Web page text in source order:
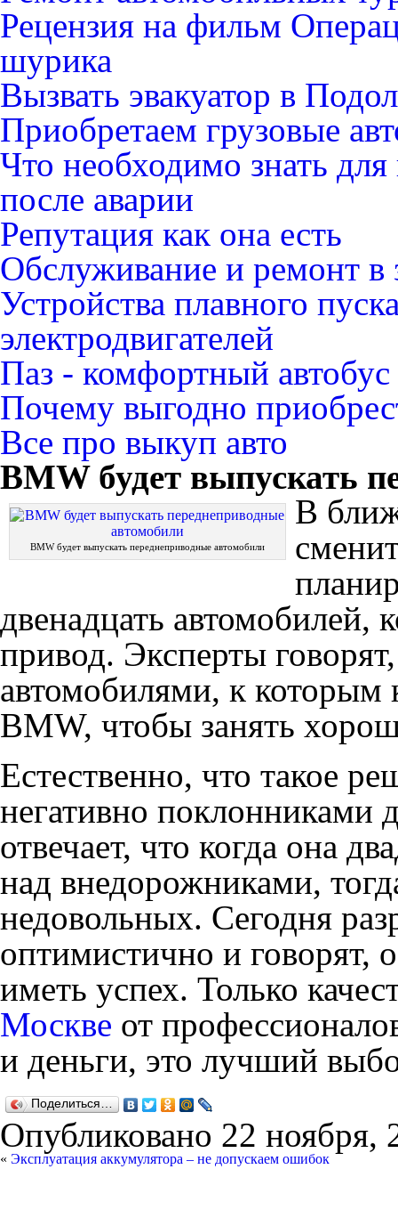
Рецензия на фильм
шурика
Вызвать эвакуатор в
Приобретаем грузовые
Что необходимо знать
после аварии
Репутация как она есть
Обслуживание и ремонт в
Устройства плавного
электродвигателей
Паз - комфортный
Почему выгодно
Все про выкуп авто
BMW будет выпускать
BMW будет выпускать переднеприводные автомобили
В
двенадцать автомобилей,
привод. Эксперты
автомобилями, к которым
BMW, чтобы занять
Естественно, что такое
негативно
отвечает, что когда она
над внедорожниками,
недовольных. Сегодня
оптимистично и говорят,
иметь успех. Только
Москве от
и деньги, это лучший
Поделиться…
Опубликовано 22 ноября,
« Эксплуатация аккумулятора – не допускаем ошибок